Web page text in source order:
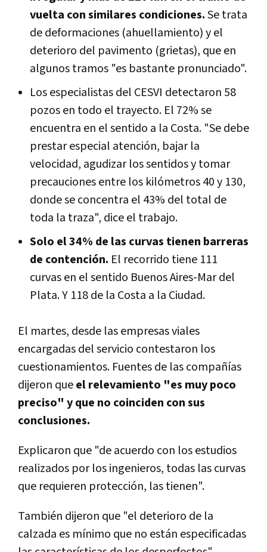
vuelta con similares condiciones.Se trata
de deformaciones (ahuellamiento) y el
deterioro del pavimento (grietas), que en
algunos tramos "es bastante pronunciado".
Los especialistas del CESVI detectaron 58
pozos en todo el trayecto. El 72% se
encuentra en el sentido a la Costa. "Se debe
prestar especial atención, bajar la
velocidad, agudizar los sentidos y tomar
precauciones entre los kilómetros 40 y 130,
donde se concentra el 43% del total de
toda la traza", dice el trabajo.
Solo el 34% de las curvas tienen barreras
de contención. El recorrido tiene 111
curvas en el sentido Buenos Aires-Mar del
Plata. Y 118 de la Costa a la Ciudad.
El martes, desde las empresas viales
encargadas del servicio contestaron los
cuestionamientos. Fuentes de las compañías
dijeron queel relevamiento "es muy poco
preciso" y que no coinciden con sus
conclusiones.
Explicaron que "de acuerdo con los estudios
realizados por los ingenieros, todas las curvas
que requieren protección, las tienen".
También dijeron que "el deterioro de la
calzada es mínimo que no están especificadas